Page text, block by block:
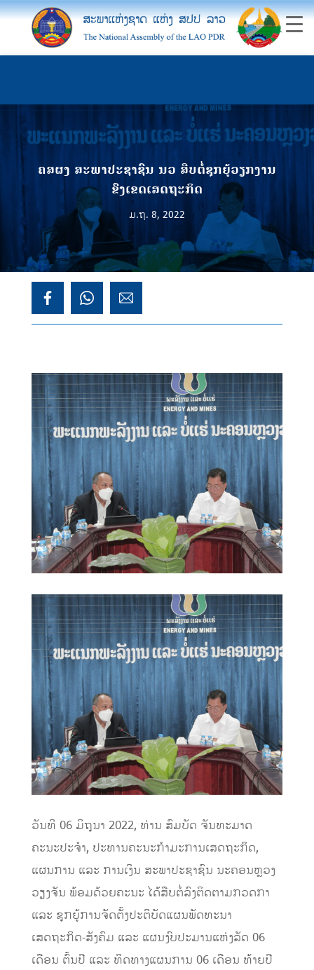
ຄສຜງ ສະພາປະຊາຊົນ ນວ ສືບຕໍ່ຊຸກຍູ້ວຽກງານ
ຂົງເຂດເສດຖະກິດ
ມ.ຖ. 8, 2022
ວັນທີ 06 ມິຖຸນາ 2022, ທ່ານ ສົມບັດ ຈັນທະມາດ
ຄະນະປະຈຳ, ປະທານຄະນະກໍາມະການເສດຖະກິດ,
ແຜນການ ແລະ ການເງິນ ສະພາປະຊາຊົນ ນະຄອນຫຼວງ
ວຽງຈັນ ພ້ອມດ້ວຍຄະນະ ໄດ້ສືບຕໍ່ລົງຕິດຕາມກວດກາ
ແລະ ຊຸກຍູ້ການຈັດຕັ້ງປະຕິບັດແຜນພັດທະນາ
ເສດຖະກິດ-ສັງຄົມ ແລະ ແຜນງົບປະມານແຫ່ງລັດ 06
ເດືອນ ຕົ້ນປີ ແລະ ທິດທາງແຜນການ 06 ເດືອນ ທ້າຍປີ